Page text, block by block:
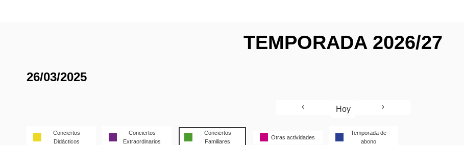
TEMPORADA 2026/27
26/03/2025
Hoy
Conciertos
Didácticos
Conciertos
Extraordinarios
Conciertos
Familiares
Otras actividades
Temporada de
abono